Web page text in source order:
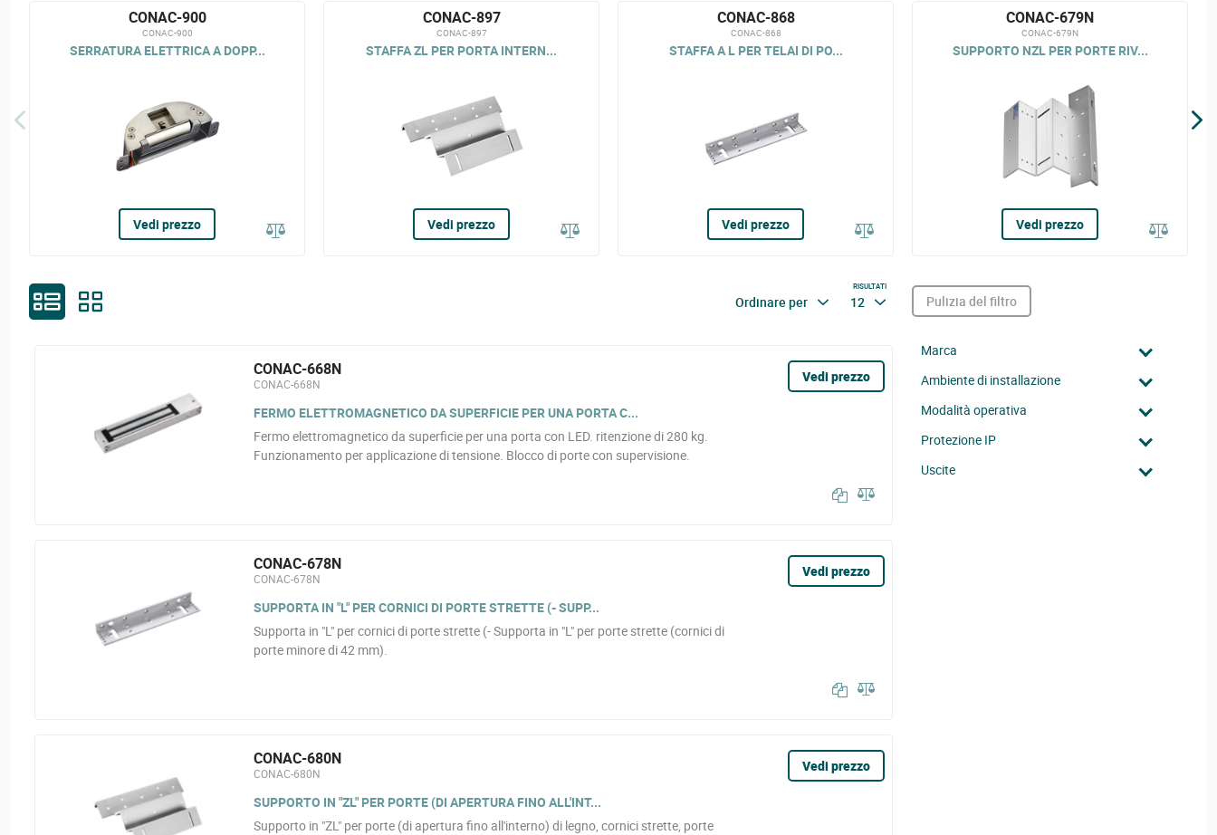
CONAC-900
CONAC-900
SERRATURA ELETTRICA A DOPP...
Vedi prezzo
CONAC-897
CONAC-897
STAFFA ZL PER PORTA INTERN...
Vedi prezzo
CONAC-868
CONAC-868
STAFFA A L PER TELAI DI PO...
Vedi prezzo
CONAC-679N
CONAC-679N
SUPPORTO NZL PER PORTE RIV...
Vedi prezzo
Ordinare per
RISULTATI
12
CONAC-668N
CONAC-668N
FERMO ELETTROMAGNETICO DA SUPERFICIE PER UNA PORTA C...
Fermo elettromagnetico da superficie per una porta con LED. ritenzione di 280 kg.
Funzionamento per applicazione di tensione. Blocco di porte con supervisione.
Vedi prezzo
CONAC-678N
CONAC-678N
SUPPORTA IN "L" PER CORNICI DI PORTE STRETTE (- SUPP...
Supporta in "L" per cornici di porte strette (- Supporta in "L" per porte strette (cornici di
porte minore di 42 mm).
Vedi prezzo
CONAC-680N
CONAC-680N
SUPPORTO IN "ZL" PER PORTE (DI APERTURA FINO ALL'INT...
Supporto in "ZL" per porte (di apertura fino all'interno) di legno, cornici strette, porte
Vedi prezzo
Pulizia del filtro
Marca
Ambiente di installazione
Modalità operativa
Protezione IP
Uscite